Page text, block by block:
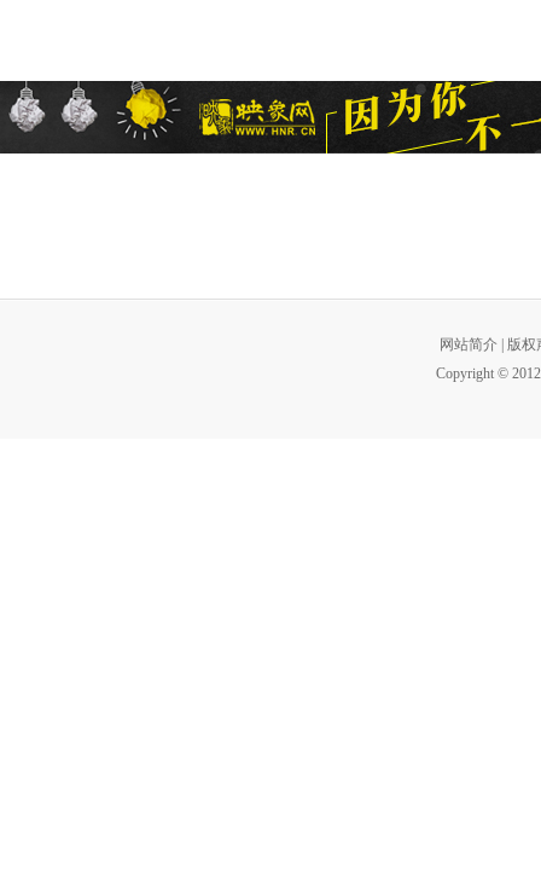
网站简介
版权
Copyright ©